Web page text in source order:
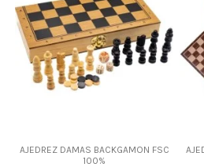
AJEDREZ DAMAS BACKGAMON FSC
100%